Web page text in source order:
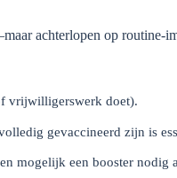
achterlopen op routine-
vrijwilligerswerk doet).
gevaccineerd zijn is
mogelijk een booster nodig